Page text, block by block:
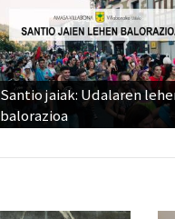
Santio jaiak: Udalaren
balorazioa